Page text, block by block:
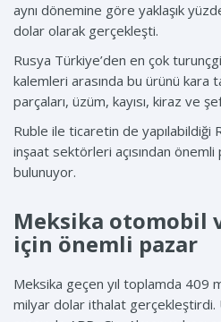
aynı dönemine göre yaklaşık
dolar olarak gerçekleşti.
Rusya Türkiye’den en çok
kalemleri arasında bu ürünü kara
parçaları, üzüm, kayısı, kiraz ve
Ruble ile ticaretin de yapılabildiği
inşaat sektörleri açısından
bulunuyor.
Meksika otomobil
için önemli pazar
Meksika geçen yıl toplamda 409
milyar dolar ithalat